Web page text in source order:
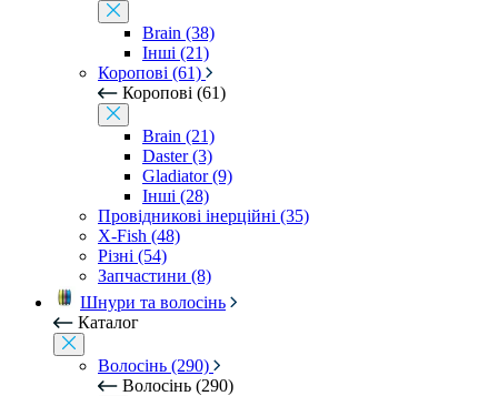
Brain (38)
Інші (21)
Коропові (61)
Коропові (61)
Brain (21)
Daster (3)
Gladiator (9)
Інші (28)
Провідникові інерційні (35)
X-Fish (48)
Різні (54)
Запчастини (8)
Шнури та волосінь
Каталог
Волосінь (290)
Волосінь (290)